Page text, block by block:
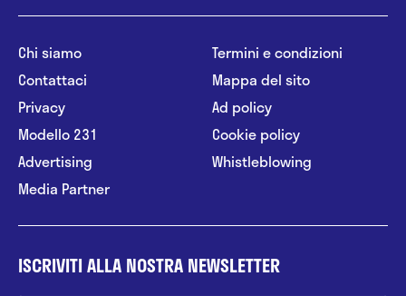
Chi siamo
Contattaci
Privacy
Modello 231
Advertising
Media Partner
Termini e condizioni
Mappa del sito
Ad policy
Cookie policy
Whistleblowing
ISCRIVITI ALLA NOSTRA NEWSLETTER